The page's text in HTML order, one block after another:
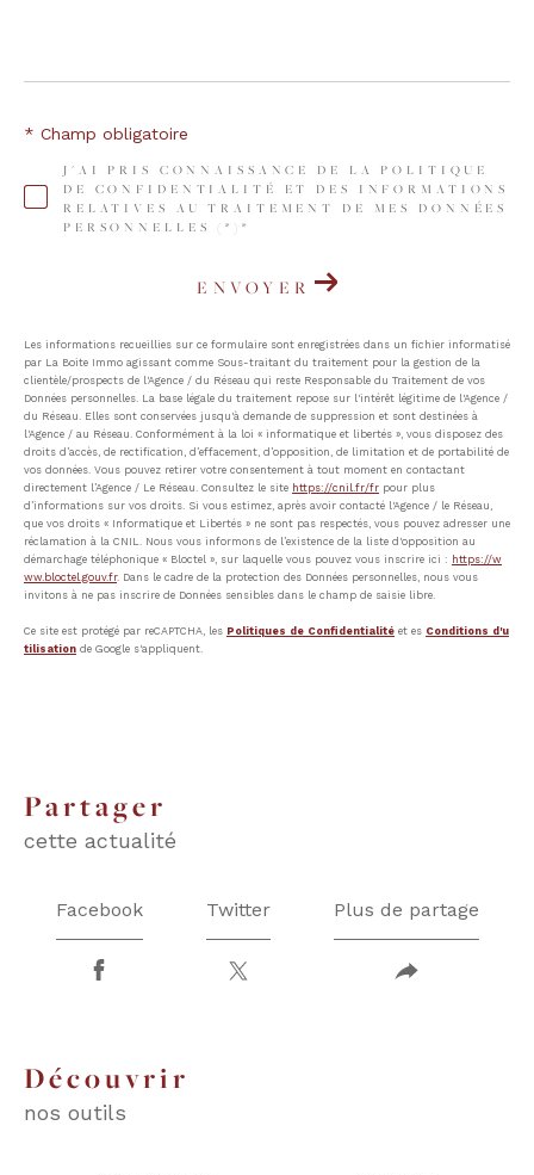
J'AI PRIS CONNAISSANCE DE LA POLITIQUE
DE CONFIDENTIALITÉ ET DES INFORMATIONS
RELATIVES AU TRAITEMENT DE MES DONNÉES
PERSONNELLES (*)*
* Champ obligatoire
ENVOYER
Les informations recueillies sur ce formulaire sont enregistrées dans un fichier informatisé
par La Boite Immo agissant comme Sous-traitant du traitement pour la gestion de la
clientèle/prospects de l'Agence / du Réseau qui reste Responsable du Traitement de vos
Données personnelles. La base légale du traitement repose sur l'intérêt légitime de l'Agence /
du Réseau. Elles sont conservées jusqu'à demande de suppression et sont destinées à
l'Agence / au Réseau. Conformément à la loi « informatique et libertés », vous disposez des
droits d’accès, de rectification, d’effacement, d’opposition, de limitation et de portabilité de
vos données. Vous pouvez retirer votre consentement à tout moment en contactant
directement l’Agence / Le Réseau. Consultez le site https://cnil.fr/fr pour plus
d’informations sur vos droits. Si vous estimez, après avoir contacté l'Agence / le Réseau,
que vos droits « Informatique et Libertés » ne sont pas respectés, vous pouvez adresser une
réclamation à la CNIL. Nous vous informons de l’existence de la liste d'opposition au
démarchage téléphonique « Bloctel », sur laquelle vous pouvez vous inscrire ici : https://w
ww.bloctel.gouv.fr. Dans le cadre de la protection des Données personnelles, nous vous
invitons à ne pas inscrire de Données sensibles dans le champ de saisie libre.
Ce site est protégé par reCAPTCHA, les Politiques de Confidentialité et es Conditions d'u
tilisation de Google s'appliquent.
partager
cette actualité
Facebook Twitter Plus de partage
découvrir
nos outils